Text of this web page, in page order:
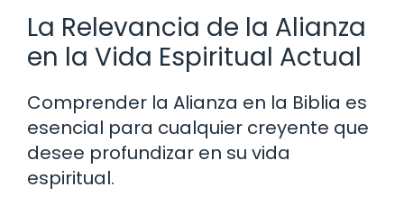
La Relevancia de la Alianza
en la Vida Espiritual Actual
Comprender la Alianza en la Biblia es
esencial para cualquier creyente que
desee profundizar en su vida
espiritual.